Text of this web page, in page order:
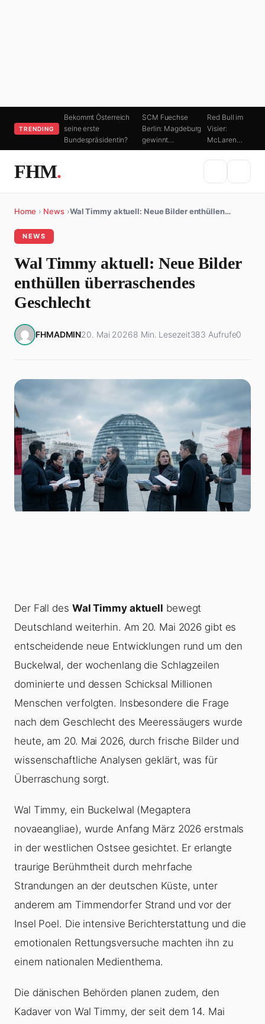
TRENDING
Bekommt Österreich
seine erste
Bundespräsidentin?
SCM Fuechse
Berlin: Magdeburg
gewinnt…
Red Bull im
Visier:
McLaren…
FHM.
Home › News ›Wal Timmy aktuell: Neue Bilder enthüllen…
NEWS
Wal Timmy aktuell: Neue Bilder
enthüllen überraschendes
Geschlecht
FHMADMIN20. Mai 20268 Min. Lesezeit383 Aufrufe0
Der Fall des Wal Timmy aktuell bewegt
Deutschland weiterhin. Am 20. Mai 2026 gibt es
entscheidende neue Entwicklungen rund um den
Buckelwal, der wochenlang die Schlagzeilen
dominierte und dessen Schicksal Millionen
Menschen verfolgten. Insbesondere die Frage
nach dem Geschlecht des Meeressäugers wurde
heute, am 20. Mai 2026, durch frische Bilder und
wissenschaftliche Analysen geklärt, was für
Überraschung sorgt.
Wal Timmy, ein Buckelwal (Megaptera
novaeangliae), wurde Anfang März 2026 erstmals
in der westlichen Ostsee gesichtet. Er erlangte
traurige Berühmtheit durch mehrfache
Strandungen an der deutschen Küste, unter
anderem am Timmendorfer Strand und vor der
Insel Poel. Die intensive Berichterstattung und die
emotionalen Rettungsversuche machten ihn zu
einem nationalen Medienthema.
Die dänischen Behörden planen zudem, den
Kadaver von Wal Timmy, der seit dem 14. Mai